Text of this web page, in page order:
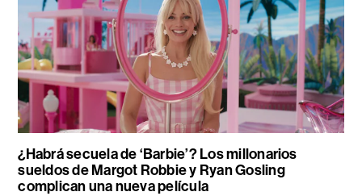
¿Habrá secuela de ‘Barbie’? Los millonarios
sueldos de Margot Robbie y Ryan Gosling
complican una nueva película